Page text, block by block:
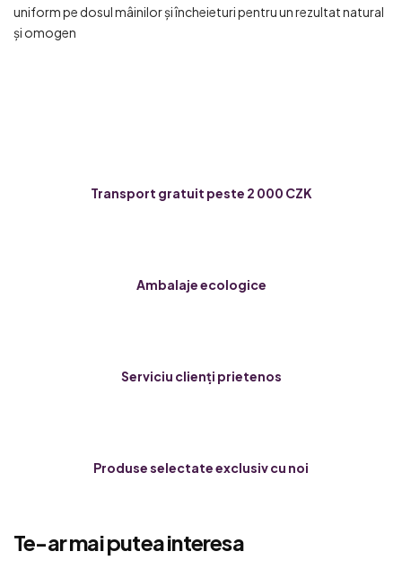
uniform pe dosul mâinilor și încheieturi pentru un rezultat natural
și omogen
Transport gratuit peste 2 000 CZK
Ambalaje ecologice
Serviciu clienți prietenos
Produse selectate exclusiv cu noi
Te-ar mai putea interesa